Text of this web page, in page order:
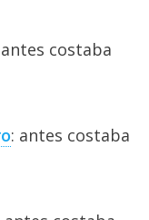
costaba
: antes costaba